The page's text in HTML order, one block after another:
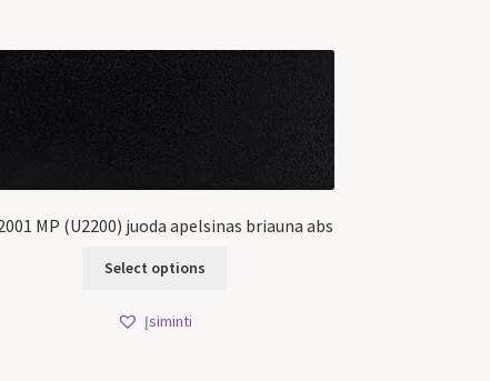
MP (U2200) juoda apelsinas briauna abs
Select options
Įsiminti